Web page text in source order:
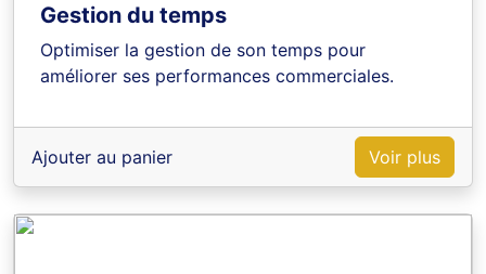
Gestion du temps
Optimiser la gestion de son temps pour
améliorer ses performances commerciales.
Ajouter au panier Voir plus